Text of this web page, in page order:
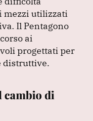
mezzi utilizzati
Il Pentagono
ai
progettati per
distruttive.
cambio di